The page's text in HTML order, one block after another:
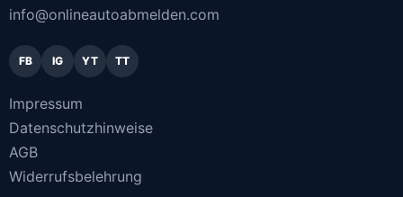
info@onlineautoabmelden.com
FB IG YT TT
Impressum
Datenschutzhinweise
AGB
Widerrufsbelehrung